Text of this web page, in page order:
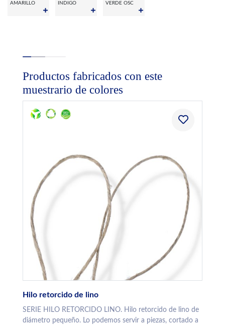
AMARILLO INDIGO VERDE OSC
Productos fabricados con este
muestrario de colores
Hilo retorcido de lino
SERIE HILO RETORCIDO LINO. Hilo retorcido de lino de
diámetro pequeño. Lo podemos servir a piezas, cortado a